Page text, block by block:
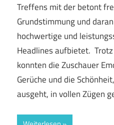
Treffens mit der betont
Grundstimmung und
hochwertige und
Headlines aufbietet.
konnten die Zuschauer
Gerüche und die
ausgeht, in vollen Zügen